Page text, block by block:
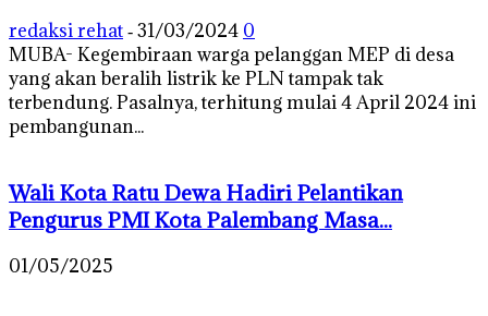
redaksi rehat - 31/03/2024 0
MUBA- Kegembiraan warga pelanggan MEP di desa
yang akan beralih listrik ke PLN tampak tak
terbendung. Pasalnya, terhitung mulai 4 April 2024 ini
pembangunan...
Wali Kota Ratu Dewa Hadiri Pelantikan
Pengurus PMI Kota Palembang Masa...
01/05/2025